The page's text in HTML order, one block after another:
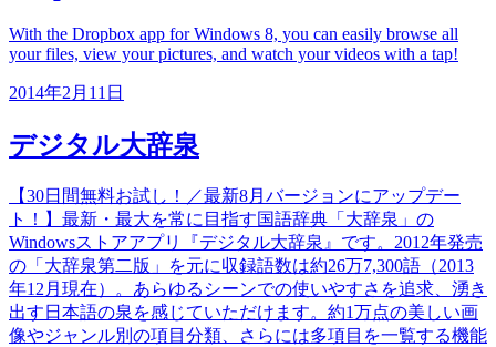
With the Dropbox app for Windows 8, you can easily browse all
your files, view your pictures, and watch your videos with a tap!
2014年2月11日
デジタル大辞泉
【30日間無料お試し！／最新8月バージョンにアップデー
ト！】最新・最大を常に目指す国語辞典「大辞泉」の
Windowsストアアプリ『デジタル大辞泉』です。2012年発売
の「大辞泉第二版」を元に収録語数は約26万7,300語（2013
年12月現在）。あらゆるシーンでの使いやすさを追求、湧き
出す日本語の泉を感じていただけます。約1万点の美しい画
像やジャンル別の項目分類、さらには多項目を一覧する機能